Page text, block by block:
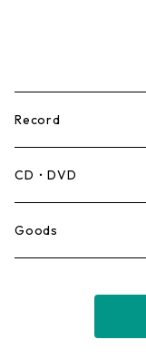
Record
Mento,Calypso,Ballad
Ska
CD・DVD
Goods